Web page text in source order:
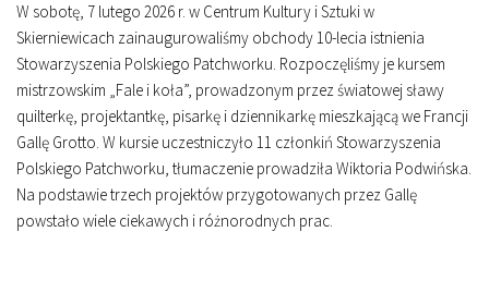
W sobotę, 7 lutego 2026 r. w Centrum Kultury i Sztuki w
Skierniewicach zainaugurowaliśmy obchody 10-lecia istnienia
Stowarzyszenia Polskiego Patchworku. Rozpoczęliśmy je kursem
mistrzowskim „Fale i koła”, prowadzonym przez światowej sławy
quilterkę, projektantkę, pisarkę i dziennikarkę mieszkającą we Francji
Gallę Grotto. W kursie uczestniczyło 11 członkiń Stowarzyszenia
Polskiego Patchworku, tłumaczenie prowadziła Wiktoria Podwińska.
Na podstawie trzech projektów przygotowanych przez Gallę
powstało wiele ciekawych i różnorodnych prac.